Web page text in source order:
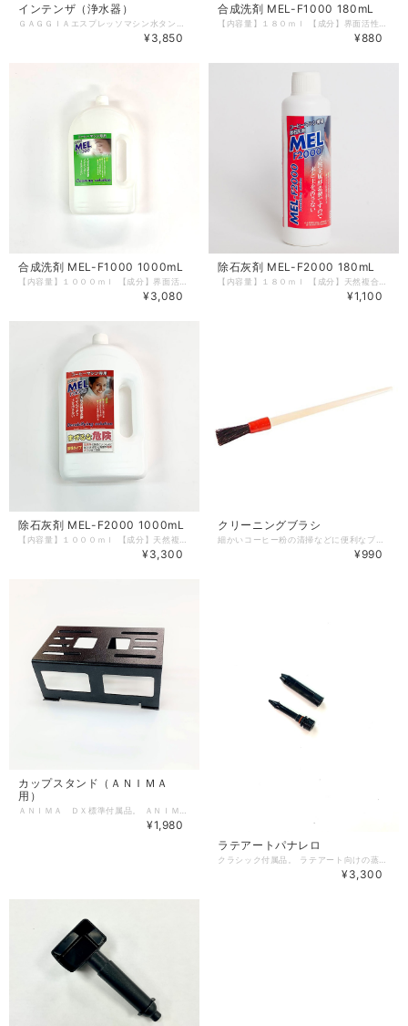
インテンザ（浄水器）
¥3,850
合成洗剤 MEL-F1000 180mL
¥880
合成洗剤 MEL-F1000 1000mL
¥3,080
除石灰剤 MEL-F2000 180mL
¥1,100
除石灰剤 MEL-F2000 1000mL
¥3,300
クリーニングブラシ
¥990
カップスタンド（ＡＮＩＭＡ
用）
¥1,980
ラテアートパナレロ
¥3,300